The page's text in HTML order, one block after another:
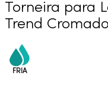
Torneira para
Trend Cromado
4º
deca
6º